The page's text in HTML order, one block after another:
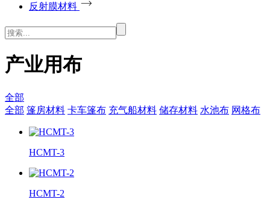
反射膜材料
产业用布
全部
全部 篷房材料 卡车篷布 充气船材料 储存材料 水池布 网格布
HCMT-3
HCMT-2